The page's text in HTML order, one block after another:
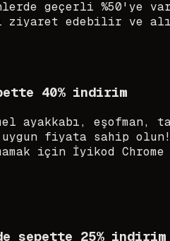
geçerli %50'ye
ziyaret edebilir
40% indirim
ayakkabı,
fiyata sahip
için İyikod
sepette 25% indirim